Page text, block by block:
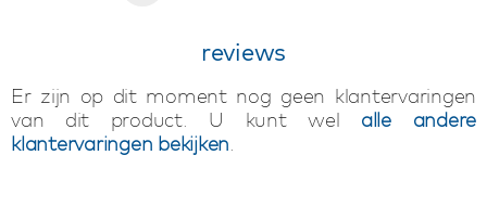
reviews
Er zijn op dit moment nog geen klantervaringen
van dit product. U kunt wel alle andere
klantervaringen bekijken.